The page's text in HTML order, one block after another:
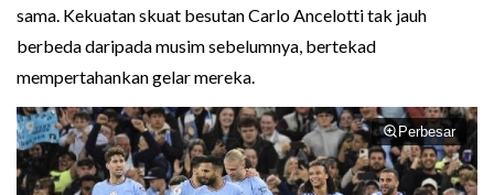
sama. Kekuatan skuat besutan Carlo Ancelotti tak jauh
berbeda daripada musim sebelumnya, bertekad
mempertahankan gelar mereka.
Perbesar